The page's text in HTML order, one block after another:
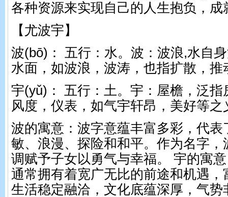
各种资源来实现自己的人生抱负，成
【尤波宇】
波(bō)： 五行：水。 波：波浪,水自
水面，如波浪，波涛，也指扩散，推
宇(yǔ)： 五行：土。 宇：屋檐，泛
风度，仪表，如气宇轩昂，美好等之
波的寓意：波字意蕴丰富多彩，代表
敏、浪漫、探险和和平。作为名字，
调赋予子女以勇气与幸福。 宇的寓意
通常拥有着宽广无比的前途和机遇，
生活稳定融洽，文化底蕴深厚，气势